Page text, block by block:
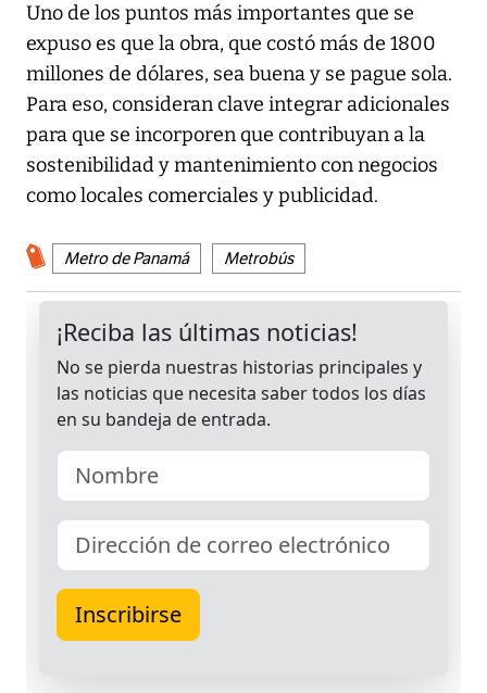
Uno de los puntos más importantes que se
expuso es que la obra, que costó más de 1800
millones de dólares, sea buena y se pague sola.
Para eso, consideran clave integrar adicionales
para que se incorporen que contribuyan a la
sostenibilidad y mantenimiento con negocios
como locales comerciales y publicidad.
Metro de Panamá Metrobús